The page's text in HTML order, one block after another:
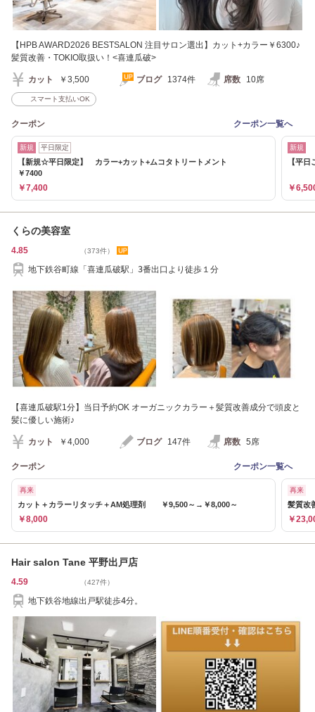
【HPB AWARD2026 BESTSALON 注目サロン選出】カット+カラー￥6300♪
髪質改善・TOKIO取扱い！<喜連瓜破>
カット ￥3,500 ブログ 1374件 席数 10席
スマート支払いOK
クーポン クーポン一覧へ
新規 平日限定
【新規☆平日限定】 カラー+カット+ムコタトリートメント
￥7400
￥7,400
新規
【平
￥
くらの美容室
4.85 （373件）
地下鉄谷町線「喜連瓜破駅」3番出口より徒歩１分
【喜連瓜破駅1分】当日予約OK オーガニックカラー＋髪質改善成分で頭皮と
髪に優しい施術♪
カット ￥4,000 ブログ 147件 席数 5席
クーポン クーポン一覧へ
再来
カット＋カラーリタッチ＋AM処理剤 ￥9,500～→￥8,000～
￥8,000
再来
髪質改
￥
Hair salon Tane 平野出戸店
4.59 （427件）
地下鉄谷地線出戸駅徒歩4分。